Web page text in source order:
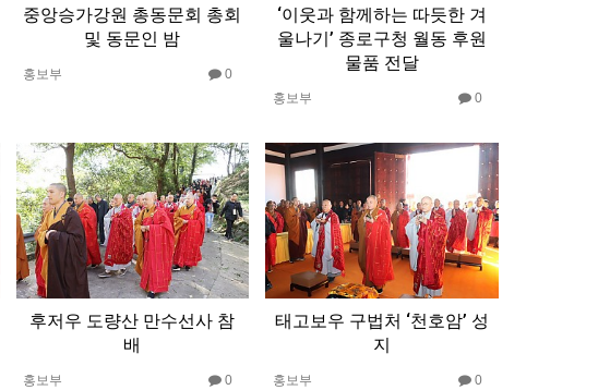
중앙승가강원 총동문회 총회
및 동문인 밤
홍보부 0
‘이웃과 함께하는 따듯한 겨
울나기’ 종로구청 월동 후원
물품 전달
홍보부 0
후저우 도량산 만수선사 참
배
홍보부 0
태고보우 구법처 ‘천호암’ 성
지
홍보부 0